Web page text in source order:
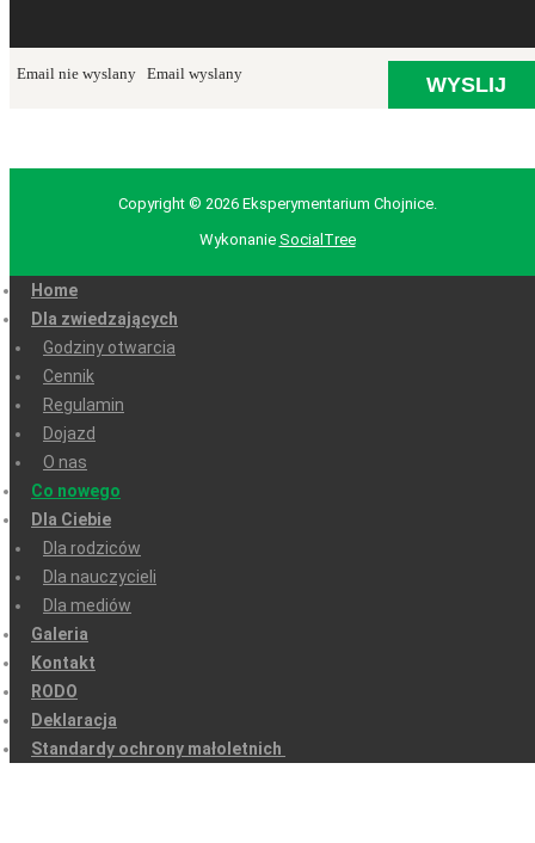
Email nie wyslany Email wyslany
Copyright © 2026 Eksperymentarium Chojnice.
Wykonanie SocialTree
Home
Dla zwiedzających
Godziny otwarcia
Cennik
Regulamin
Dojazd
O nas
Co nowego
Dla Ciebie
Dla rodziców
Dla nauczycieli
Dla mediów
Galeria
Kontakt
RODO
Deklaracja
Standardy ochrony małoletnich